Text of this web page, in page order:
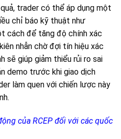
trader có thể áp dụng một
chỉ báo kỹ thuật như
cách để tăng độ chính xác
nhẫn chờ đợi tín hiệu xác
sẽ giúp giảm thiểu rủi ro sai
demo trước khi giao dịch
làm quen với chiến lược này
của RCEP đối với các quốc